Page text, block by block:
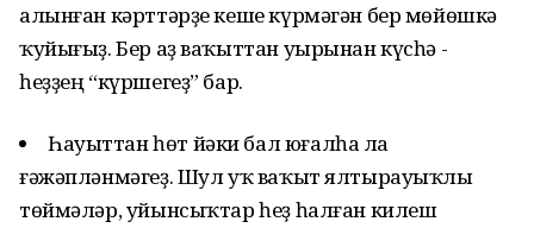
алынған кәрттәрҙе кеше күрмәгән бер мөйөшкә
ҡуйығыҙ. Бер аҙ ваҡыттан уырынан күсһә -
һеҙҙең “күршегеҙ” бар.
Һауыттан һөт йәки бал юғалһа ла
ғәжәпләнмәгеҙ. Шул уҡ ваҡыт ялтырауыҡлы
төймәләр, уйынсыҡтар һеҙ һалған килеш